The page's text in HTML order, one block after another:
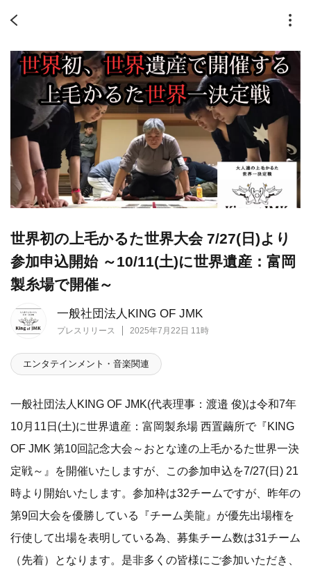
一般社団法人KING OF JMK
プレスリリース 2025年7月22日 11時
世界初の上毛かるた世界大会 7/27(日)より
参加申込開始 ～10/11(土)に世界遺産：富岡
製糸場で開催～
エンタテインメント・音楽関連
一般社団法人KING OF JMK(代表理事：渡邉 俊)は令和7年
10月11日(土)に世界遺産：富岡製糸場 西置繭所で『KING
OF JMK 第10回記念大会～おとな達の上毛かるた世界一決
定戦～』を開催いたしますが、この参加申込を7/27(日) 21
時より開始いたします。参加枠は32チームですが、昨年の
第9回大会を優勝している『チーム美龍』が優先出場権を
行使して出場を表明している為、募集チーム数は31チーム
（先着）となります。是非多くの皆様にご参加いただき、